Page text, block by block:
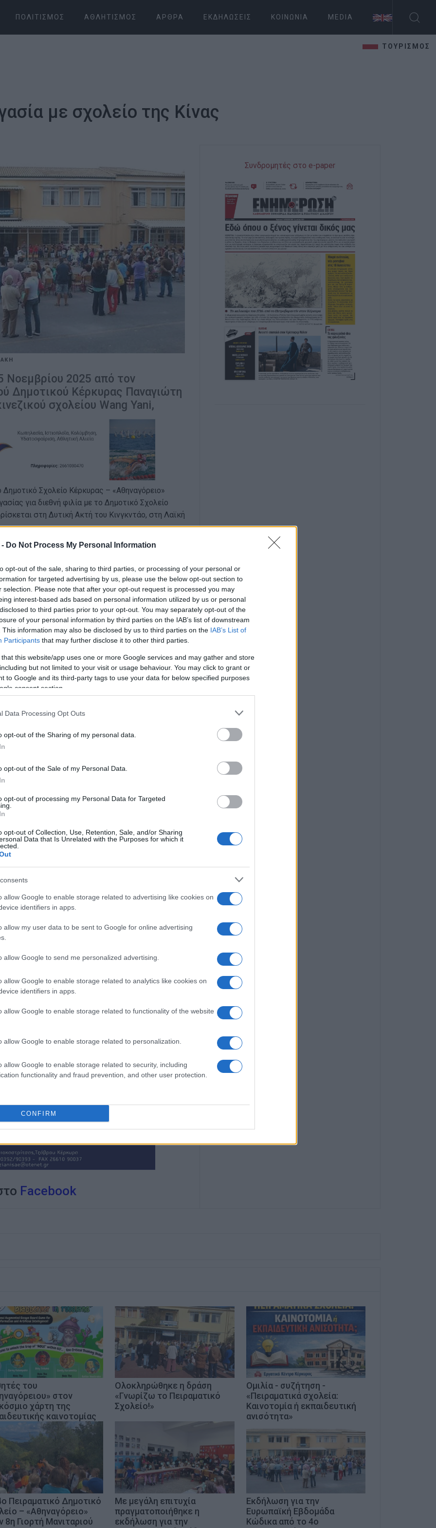
Do Not Process My Personal Information
opt-out of the sale, sharing to third parties, or processing of your personal or
for targeted advertising by us, please use the below opt-out section to
selection. Please note that after your opt-out request is processed you may
interest-based ads based on personal information utilized by us or personal
to third parties prior to your opt-out. You may separately opt-out of the
of your personal information by third parties on the IAB’s list of downstream
This information may also be disclosed by us to third parties on the IAB’s List of
Participants that may further disclose it to other third parties.
that this website/app uses one or more Google services and may gather and store
but not limited to your visit or usage behaviour. You may click to grant or
to Google and its third-party tags to use your data for below specified purposes
consent section.
Data Processing Opt Outs
opt-out of the Sharing of my personal data.
opt-out of the Sale of my Personal Data.
opt-out of processing my Personal Data for Targeted
opt-out of Collection, Use, Retention, Sale, and/or Sharing
Data that Is Unrelated with the Purposes for which it
allow Google to enable storage related to advertising like cookies on
identifiers in apps.
allow my user data to be sent to Google for online advertising
allow Google to send me personalized advertising.
allow Google to enable storage related to analytics like cookies on
identifiers in apps.
allow Google to enable storage related to functionality of the website
allow Google to enable storage related to personalization.
allow Google to enable storage related to security, including
functionality and fraud prevention, and other user protection.
CONFIRM
ΠΟΛΙΤΙΣΜΌΣ ΑΘΛΗΤΙΣΜΌΣ ΆΡΘΡΑ ΕΚΔΗΛΏΣΕΙΣ ΚΟΙΝΩΝΊΑ MEDIA
ΤΟΥΡΙΣΜΟΣ
με σχολείο της Κίνας
Νοεμβρίου 2025 από τον
Δημοτικού Κέρκυρας Παναγιώτη
σχολείου Wang Yani,
Σχολείο Κέρκυρας – «Αθηναγόρειο»
για διεθνή φιλία με το Δημοτικό Σχολείο
στη Δυτική Ακτή του Κινγκντάο, στη Λαϊκή
από τον Διευθυντή του 4ου Πειραματικού
του κινεζικού σχολείου Wang Yani,
βασίζεται στις αρχές της φιλίας, της
πολιτιστικής ανταλλαγής.
επικοινωνίας και η ενίσχυση της
δράσεις στους τομείς της εκπαίδευσης, της
του αθλητισμού και της περιβαλλοντικής
ανταλλαγών μαθητών, μαθητριών και
προγραμμάτων εξ αποστάσεως συνεργασίας.
θα προχωρήσουν στη συνδημιουργία ενός
δημιουργικά τον κινεζικό και τον ελληνικό
γλώσσες (κινεζικά, αγγλικά, ελληνικά), θα
πρακτικές.
παραδόσεων των δύο περιοχών. Τα
στο χρόνο, εστιάζοντας στον κινεζικό
ανακαλύπτοντας κοινά στοιχεία ανάμεσα
και το μεσογειακό ύφος της Κέρκυρας.
ιστοριών, τη δημιουργία χειροποίητων
ενημερωτικών φυλλαδίων για τη διατροφική
τη σοφία που κρύβεται
δεξιότητες συνεργασίας, δημιουργικότητας
του σχολείου, ενισχύοντας τη
– «Αθηναγόρειο» στον εκπαιδευτικό χάρτη.
ανοιχτής σκέψης, του σεβασμού στη
μια παγκόσμια κοινότητα μάθησης.
δημόσιες σχέσεις, το ελεύθερο και το
Facebook
Συνδρομητές στο e-paper
του
στον
χάρτη της
καινοτομίας
Ολοκληρώθηκε η δράση
«Γνωρίζω το Πειραματικό
Σχολείο!»
Ομιλία - συζήτηση -
«Πειραματικά σχολεία:
Καινοτομία ή εκπαιδευτική
ανισότητα»
Πειραματικό Δημοτικό
– «Αθηναγόρειο»
8η Γιορτή Μανιταριού
Με μεγάλη επιτυχία
πραγματοποιήθηκε η
εκδήλωση για την
Εκδήλωση για την
Ευρωπαϊκή Εβδομάδα
Κώδικα από το 4ο